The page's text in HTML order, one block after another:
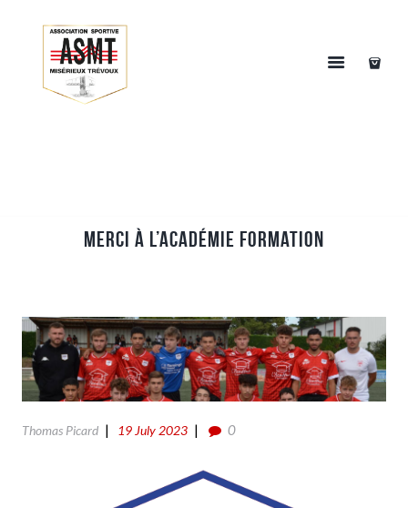
Merci à L’Académie Formation
Thomas Picard 19 July 2023 0